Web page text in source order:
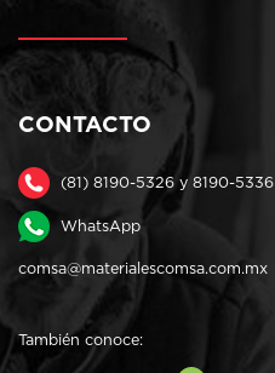
CONTACTO
(81) 8190-5326 y 8190-5336
WhatsApp
comsa@materialescomsa.com.mx
También conoce: